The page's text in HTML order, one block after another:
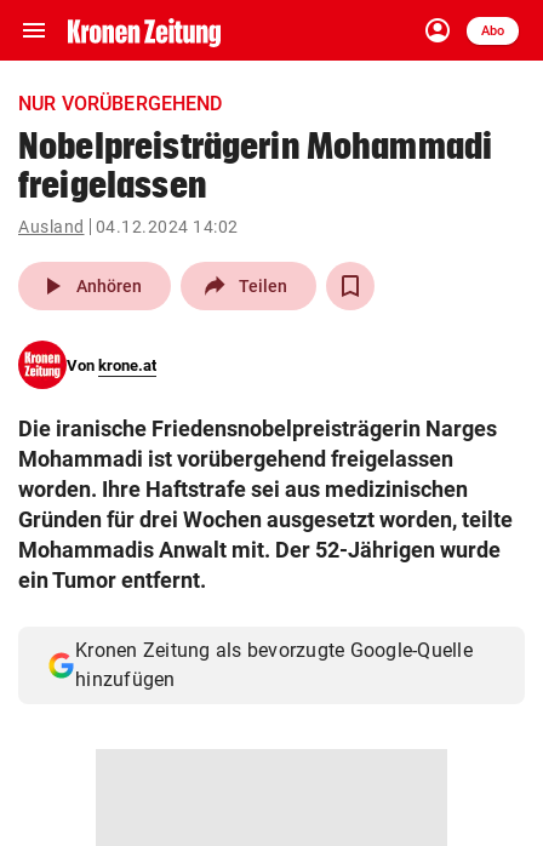
menu Navigation
ein-/ausklappen
account_circle
Anmelden
Abo
close Schließen
account_circle Anmelden
pin_drop
Wien arrow_right
search
eingeben
Muthgasse 2, 1190 Wien
NUR VORÜBERGEHEND
Nobelpreisträgerin Mohammadi
freigelassen
Ausland 04.12.2024 14:02
play_arrow Anhören Teilen
Von krone.at
Die iranische Friedensnobelpreisträgerin Narges
Mohammadi ist vorübergehend freigelassen
worden. Ihre Haftstrafe sei aus medizinischen
Gründen für drei Wochen ausgesetzt worden, teilte
Mohammadis Anwalt mit. Der 52-Jährigen wurde
ein Tumor entfernt.
Kronen Zeitung als bevorzugte Google-Quelle
hinzufügen